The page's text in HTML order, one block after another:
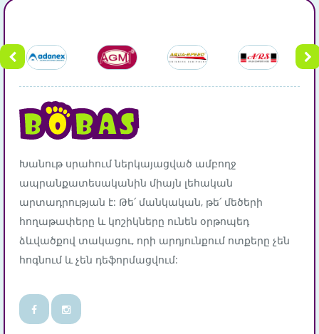
Խանութ սրահում ներկայացված ամբողջ
ապրանքատեսականին միայն լեհական
արտադրության է: Թե՛ մանկական, թե՛ մեծերի
հողաթափերը և կոշիկները ունեն օրթոպեդ
ձևվածքով տակացու, որի արդյունքում ոտքերը չեն
հոգնում և չեն դեֆորմացվում: